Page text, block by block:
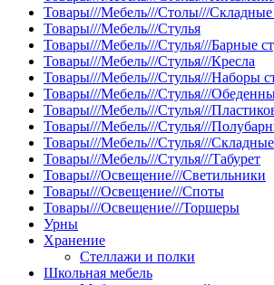
Товары///Мебель///Столы///Складные
Товары///Мебель///Стулья
Товары///Мебель///Стулья///Барные
Товары///Мебель///Стулья///Кресла
Товары///Мебель///Стулья///Наборы
Товары///Мебель///Стулья///
Товары///Мебель///Стулья///
Товары///Мебель///Стулья///
Товары///Мебель///Стулья///Складные
Товары///Мебель///Стулья///Табурет
Товары///Освещение///Светильники
Товары///Освещение///Споты
Товары///Освещение///Торшеры
Урны
Хранение
Стеллажи и полки
Школьная мебель